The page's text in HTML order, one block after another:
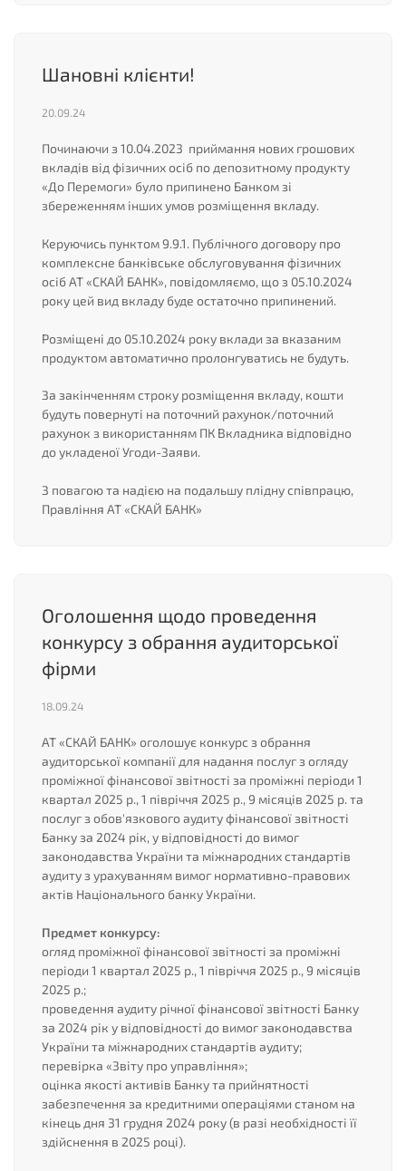
Шановні клієнти!
20.09.24
Починаючи з 10.04.2023 приймання нових грошових
вкладів від фізичних осіб по депозитному продукту
«До Перемоги» було припинено Банком зі
збереженням інших умов розміщення вкладу.
Керуючись пунктом 9.9.1. Публічного договору про
комплексне банківське обслуговування фізичних
осіб АТ «СКАЙ БАНК», повідомляємо, що з 05.10.2024
року цей вид вкладу буде остаточно припинений.
Розміщені до 05.10.2024 року вклади за вказаним
продуктом автоматично пролонгуватись не будуть.
За закінченням строку розміщення вкладу, кошти
будуть повернуті на поточний рахунок/поточний
рахунок з використанням ПК Вкладника відповідно
до укладеної Угоди-Заяви.
З повагою та надією на подальшу плідну співпрацю,
Правління АТ «СКАЙ БАНК»
Оголошення щодо проведення
конкурсу з обрання аудиторської
фірми
18.09.24
АТ «СКАЙ БАНК» оголошує конкурс з обрання
аудиторської компанії для надання послуг з огляду
проміжної фінансової звітності за проміжні періоди 1
квартал 2025 р., 1 півріччя 2025 р., 9 місяців 2025 р. та
послуг з обов'язкового аудиту фінансової звітності
Банку за 2024 рік, у відповідності до вимог
законодавства України та міжнародних стандартів
аудиту з урахуванням вимог нормативно-правових
актів Національного банку України.
Предмет конкурсу:
огляд проміжної фінансової звітності за проміжні
періоди 1 квартал 2025 р., 1 півріччя 2025 р., 9 місяців
2025 р.;
проведення аудиту річної фінансової звітності Банку
за 2024 рік у відповідності до вимог законодавства
України та міжнародних стандартів аудиту;
перевірка «Звіту про управління»;
оцінка якості активів Банку та прийнятності
забезпечення за кредитними операціями станом на
кінець дня 31 грудня 2024 року (в разі необхідності її
здійснення в 2025 році).